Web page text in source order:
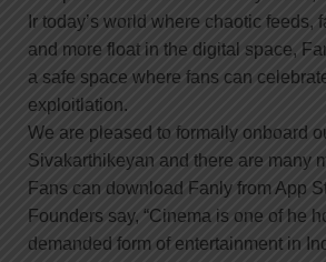
Ir today’s world where chaotic feeds,
and more float in the digital space,
a safe space where fans can
exploitlation.
We are pleased to formally onboard
Sivakarthikeyan and there are many
Fans can download Fanly from App
Founders say, “Cinema is one of he
demanded form of entertainment in